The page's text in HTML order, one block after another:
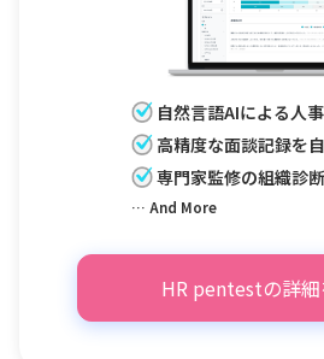
自然言語AIによる人
高精度な面談記録を
専門家監修の組織診
… And More
HR pentestの詳細